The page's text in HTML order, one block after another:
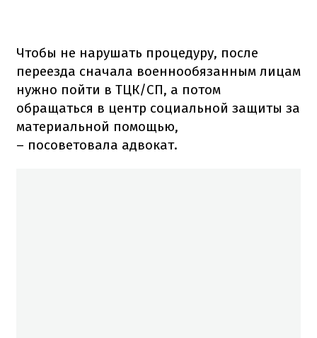
Чтобы не нарушать процедуру, после
переезда сначала военнообязанным лицам
нужно пойти в ТЦК/СП, а потом
обращаться в центр социальной защиты за
материальной помощью,
– посоветовала адвокат.